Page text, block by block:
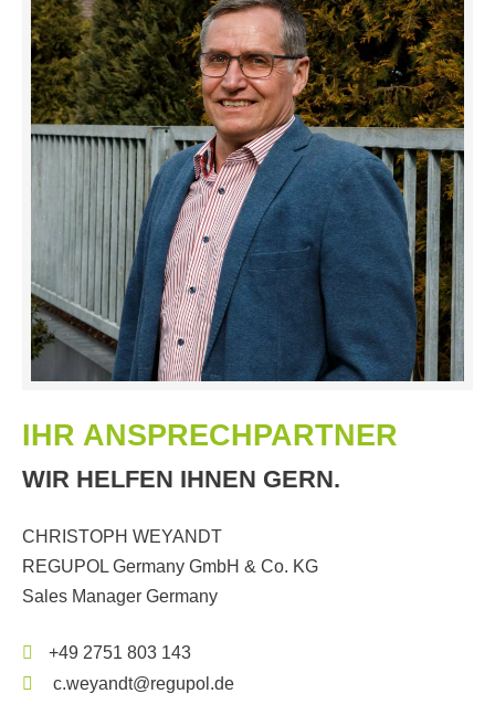
IHR ANSPRECHPARTNER
WIR HELFEN IHNEN GERN.
CHRISTOPH WEYANDT
REGUPOL Germany GmbH & Co. KG
Sales Manager Germany
+49 2751 803 143
c.weyandt@regupol.de